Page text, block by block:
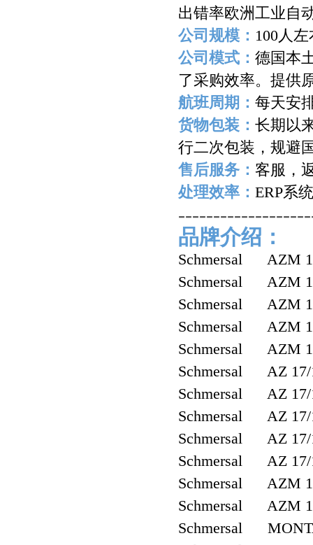
出错率欧洲工业自
公司规模： 100人左
公司模式： 德国本
了采购效率。提供
航班周期： 每天安
货物包装： 长期以
行二次包装，规避
售后服务： 客服，
处理效率： ERP系
品牌介绍：
Schmersal AZM
Schmersal AZM
Schmersal AZM
Schmersal AZM
Schmersal AZM
Schmersal AZ 17/
Schmersal AZ 17/
Schmersal AZ 17/
Schmersal AZ 17/
Schmersal AZ 17/
Schmersal AZM
Schmersal AZM
Schmersal